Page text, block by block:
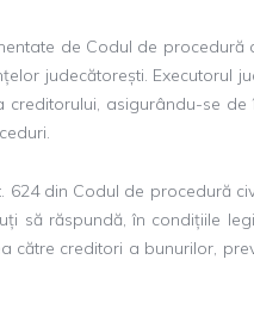
de Codul de procedură
judecătorești. Executorul
asigurându-se
624 din Codul de procedură
să răspundă, în condițiile
către creditori a bunurilor,